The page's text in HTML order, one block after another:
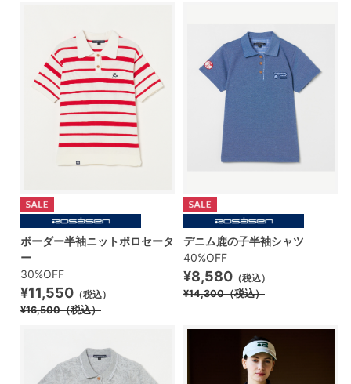
ボーダー半袖ニットポロセータ
ー
30%OFF
¥11,550 （税込）
¥16,500（税込）
デニム鹿の子半袖シャツ
40%OFF
¥8,580 （税込）
¥14,300（税込）